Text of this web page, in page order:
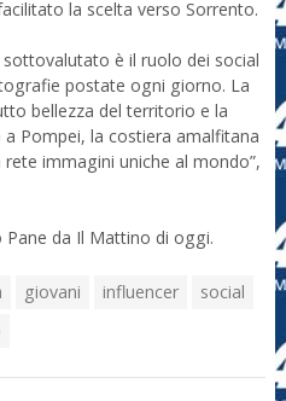
la scelta verso Sorrento.
è il ruolo dei social
postate ogni giorno. La
bellezza del territorio e la
Pompei, la costiera amalfitana
immagini uniche al mondo”,
Pane da Il Mattino di oggi.
giovani influencer
social